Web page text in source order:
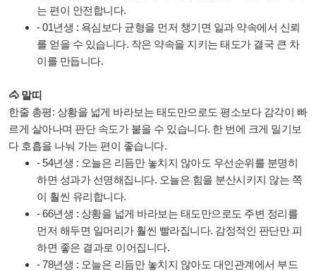
는 편이 안전합니다.
- 01년생 : 욕심보다 균형을 먼저 챙기면 일과 약속에서 신뢰
를 얻을 수 있습니다. 작은 약속을 지키는 태도가 결국 큰 차
이를 만듭니다.
🐴 말띠
한줄 총평: 상황을 넓게 바라보는 태도만으로도 평소보다 감각이 빠
르게 살아나며 판단 속도가 붙을 수 있습니다. 한 번에 크게 밀기보
다 호흡을 나눠 가는 편이 좋습니다.
- 54년생 : 오늘은 리듬만 놓치지 않아도 우선순위를 분명히
하면 성과가 선명해집니다. 오늘은 힘을 분산시키지 않는 쪽
이 훨씬 유리합니다.
- 66년생 : 상황을 넓게 바라보는 태도만으로도 주변 정리를
먼저 해두면 일머리가 훨씬 빨라집니다. 감정적인 판단만 피
하면 좋은 결과로 이어집니다.
- 78년생 : 오늘은 리듬만 놓치지 않아도 대인관계에서 부드